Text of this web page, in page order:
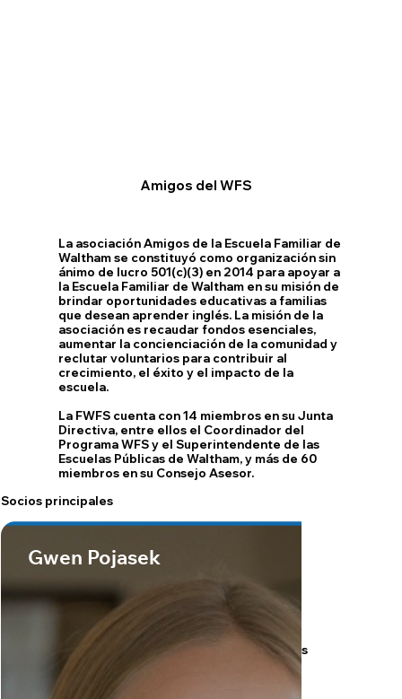
Amigos del WFS
La asociación Amigos de la Escuela Familiar de
Waltham se constituyó como organización sin
ánimo de lucro 501(c)(3) en 2014 para apoyar a
la Escuela Familiar de Waltham en su misión de
brindar oportunidades educativas a familias
que desean aprender inglés. La misión de la
asociación es recaudar fondos esenciales,
aumentar la concienciación de la comunidad y
reclutar voluntarios para contribuir al
crecimiento, el éxito y el impacto de la
escuela.
La FWFS cuenta con 14 miembros en su Junta
Directiva, entre ellos el Coordinador del
Programa WFS y el Superintendente de las
Escuelas Públicas de Waltham, y más de 60
miembros en su Consejo Asesor.
Socios principales
Los estados financieros e informes
están disponibles bajo petición.
Por favor, envíe sus solicitudes a
Gwen Pojasek